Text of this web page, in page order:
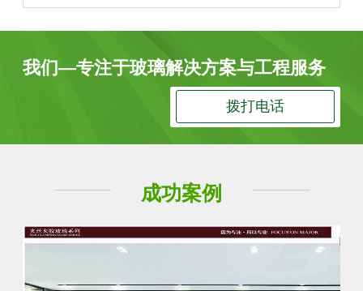
我们—专注于玻璃解决方案与工程服务
拨打电话
成功案例